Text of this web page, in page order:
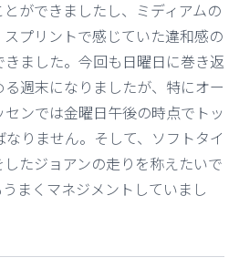
ができましたし、ミディアムの
プリントで感じていた違和感の
ました。今回も日曜日に巻き返
週末になりましたが、特にオー
ンでは金曜日午後の時点でトッ
りません。そして、ソフトタイ
たジョアンの走りを称えたいで
まくマネジメントしていまし